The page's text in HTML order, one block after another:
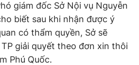
giám đốc Sở Nội vụ Nguyễn
biết sau khi nhận được ý
có thẩm quyền, Sở sẽ
giải quyết theo đơn xin thôi
Phú Quốc.